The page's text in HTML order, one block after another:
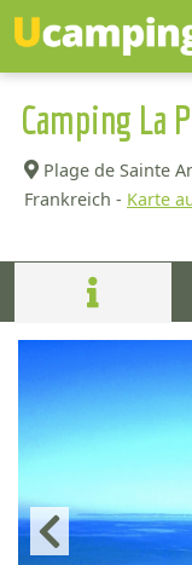
Camping La
Plage de Sainte
Frankreich - Karte